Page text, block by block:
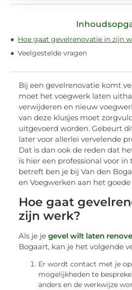
Hoe gaat gevelrenovatie in zijn
Veelgestelde vragen
Bij een gevelrenovatie komt
moet het voegwerk laten
verwijderen en nieuw
van deze klusjes moet
uitgevoerd worden. Gebeurt
later voor allerlei vervelende
Dat is dan ook de reden dat
is hier een professional voor
betreft ben je bij Van den
en Voegwerken aan het goede
Hoe gaat
zijn werk?
Als je jegevel wilt laten
Bogaart, kan je het volgende
Er wordt contact met je
mogelijkheden te
anders en de werkwijze